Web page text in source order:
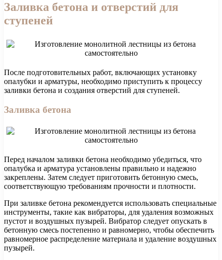
Заливка бетона и отверстий для
ступеней
После подготовительных работ, включающих установку
опалубки и арматуры, необходимо приступить к процессу
заливки бетона и создания отверстий для ступеней.
Заливка бетона
Перед началом заливки бетона необходимо убедиться, что
опалубка и арматура установлены правильно и надежно
закреплены. Затем следует приготовить бетонную смесь,
соответствующую требованиям прочности и плотности.
При заливке бетона рекомендуется использовать специальные
инструменты, такие как вибраторы, для удаления возможных
пустот и воздушных пузырей. Вибратор следует опускать в
бетонную смесь постепенно и равномерно, чтобы обеспечить
равномерное распределение материала и удаление воздушных
пузырей.